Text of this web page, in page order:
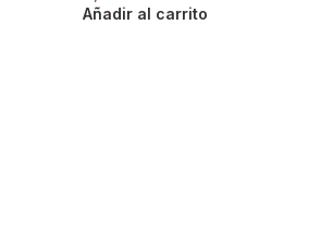
Añadir al carrito